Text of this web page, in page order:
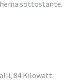
sottostante.
84 Kilowatt.